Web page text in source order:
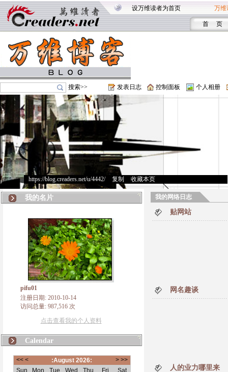
设万维读者为首页 万维
首 页
搜索>> 发表日志 控制面板 个人相册
https://blog.creaders.net/u/4442/> 复制 收藏本页
我的名片
pifu01
注册日期: 2010-10-14
访问总量: 987,516 次
点击查看我的个人资料
Calendar
我的网络日志
贴网站
网名趣谈
人的业力哪里来